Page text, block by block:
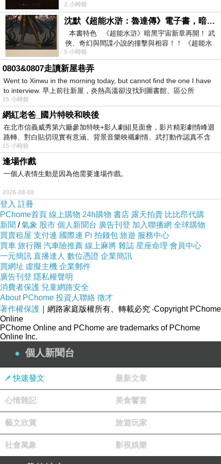
事，妮琪回應：「不是浪漫故事，是愛情
2 小時前
沈默《超能水滸：魯達傳》電子書，暗黑宇宙新章，一一五年八月璀璨上架！
本書特色 《超能水滸》暗黑宇宙新章再開！ 武
俠、奇幻與間諜小說的撞擊與相容！！ 《超能水
滸》系列第四部
5 小時前
0803&0807走讀新屋巷弄
Went to Xinwu in the morning today, but cannot find the one I have
to interview. 早上前往新屋，炎熱高溫卻沒找到圖書館、區公所
15 小時前
網紅老爸_國片特映和映後
在北市信義威秀第六廳參加特映+影人劇組見面會，影片精彩劇情峰迴
路轉、對白貼切現實有意涵、背景音樂映襯劇情、武打動作認真不含
糊、
15 小時前
逢場作戲
一個人表情生動是因為他需要逢場作戲。
2026-08-08
登入 註冊
PChome首頁 線上購物 24h購物 書店 露天拍賣 比比昂代購
新聞 /氣象 股市 個人新聞台 廣告刊登 加入聯播網 全球購物
買賣租屋 支付連 國際連 Pi 拍錢包 旅遊 服務中心
買車 旅行團 汽車險推薦 線上麻將 雜誌 星座命理 會員中心
一元簡訊 直播達人 數位憑證 企業簡訊
買網址 虛擬主機 企業郵件
廣告刊登 隱私權聲明
消費者保護 兒童網路安全
About PChome 投資人聯絡 徵才
著作權保護 ｜網路家庭版權所有、轉載必究 ‧Copyright PChome
Online
PChome Online and PChome are trademarks of PChome
Online Inc.
個人新聞台
快速發文 最新文章
心情雜記 美食饗宴
藝文欣賞 旅遊玩家
社會萬象 影視娛樂